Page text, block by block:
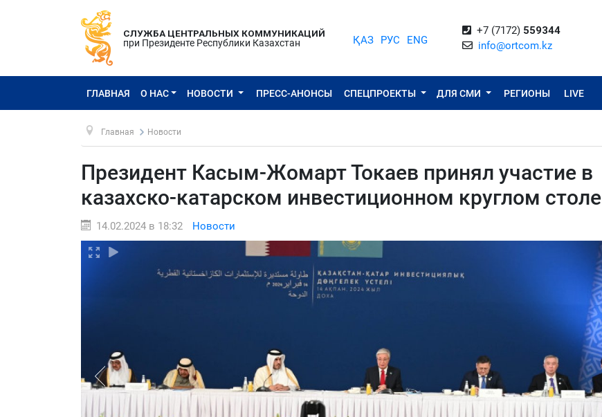
СЛУЖБА ЦЕНТРАЛЬНЫХ КОММУНИКАЦИЙ
при Президенте Республики Казахстан
ҚАЗ РУС ENG
+7 (7172) 559344
info@ortcom.kz
ГЛАВНАЯ О НАС НОВОСТИ ПРЕСС-АНОНСЫ СПЕЦПРОЕКТЫ ДЛЯ СМИ РЕГИОНЫ LIVE
Главная Новости
Президент Касым-Жомарт Токаев принял участие в
казахско-катарском инвестиционном круглом столе
14.02.2024 в 18:32 Новости